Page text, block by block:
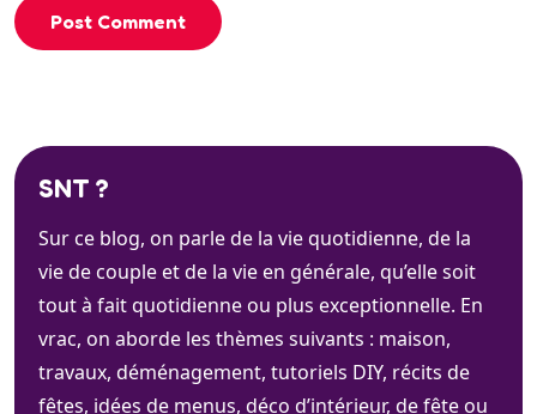
Post Comment
SNT ?
Sur ce blog, on parle de la vie quotidienne, de la
vie de couple et de la vie en générale, qu’elle soit
tout à fait quotidienne ou plus exceptionnelle. En
vrac, on aborde les thèmes suivants : maison,
travaux, déménagement, tutoriels DIY, récits de
fêtes, idées de menus, déco d’intérieur, de fête ou